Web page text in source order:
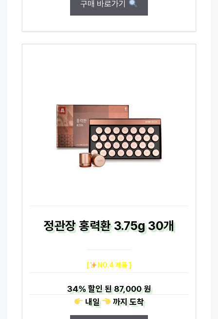
구매 바로가기
정관장 홍력환 3.75g 30개
[ NO.4 제품 ]
34%할인 된87,000 원
내일
까지도착